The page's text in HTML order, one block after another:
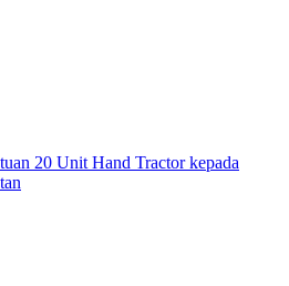
20 Unit Hand Tractor kepada